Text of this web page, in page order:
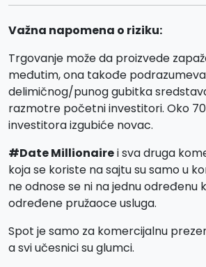
Važna napomena o riziku:
Trgovanje može da proizvede
međutim, ona takođe
delimičnog/punog gubitka
razmotre početni investitori. Oko
investitora izgubiće novac.
#Date Millionairei sva druga
koja se koriste na sajtu su samo u
ne odnose se ni na jednu određenu
određene pružaoce usluga.
Spot je samo za komercijalnu
a svi učesnici su glumci.